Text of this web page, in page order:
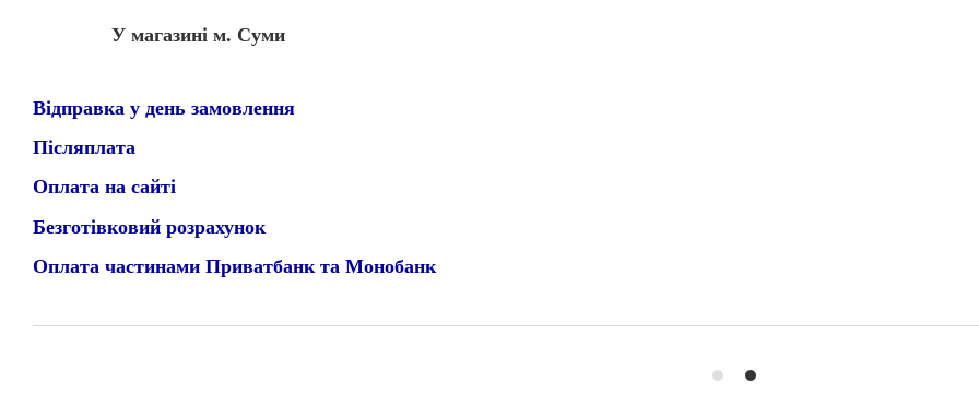
У магазині м. Суми
Відправка у день замовлення
Післяплата
Оплата на сайті
Безготівковий розрахунок
Оплата частинами Приватбанк та Монобанк